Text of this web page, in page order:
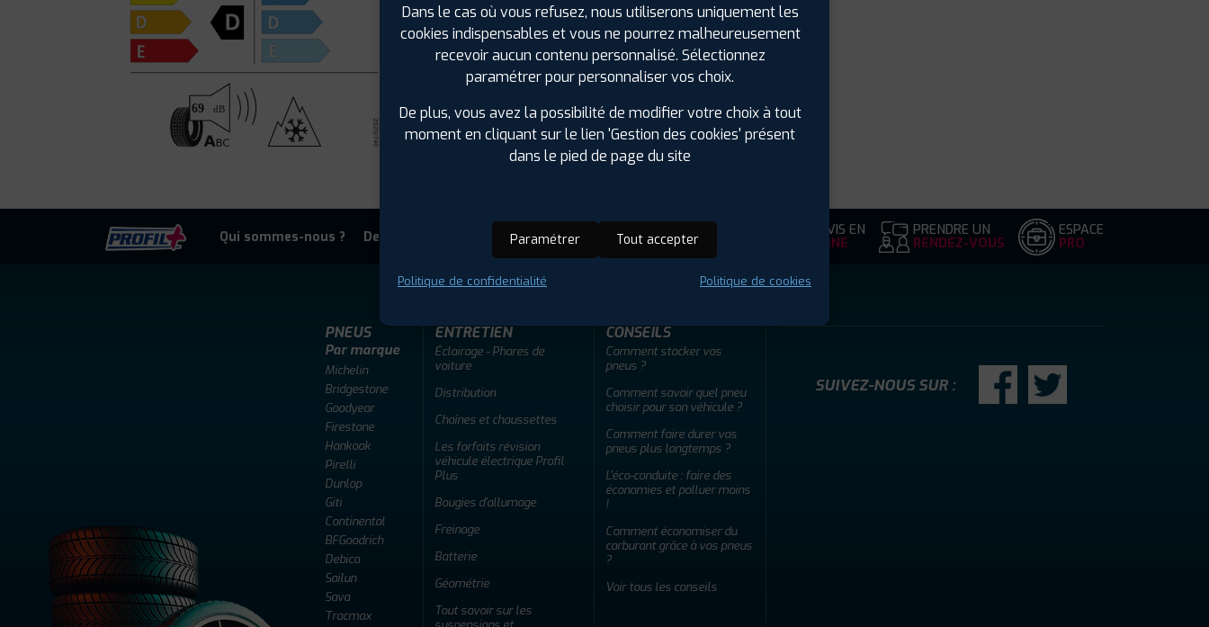
Qui sommes-nous ? Devenir adherent Offres d'emploi FAQ DEVIS EN
LIGNE
PRENDRE UN
RENDEZ-VOUS
ESPACE
PRO
PNEUS
Par marque
Michelin
Bridgestone
Goodyear
Firestone
Hankook
Pirelli
Dunlop
Giti
Continental
BFGoodrich
Debica
Sailun
Sava
Tracmax
ENTRETIEN
Éclairage - Phares de
voiture
Distribution
Chaînes et chaussettes
Les forfaits révision
véhicule électrique Profil
Plus
Bougies d'allumage
Freinage
Batterie
Géométrie
Tout savoir sur les
CONSEILS
Comment stocker vos
pneus ?
Comment savoir quel pneu
choisir pour son véhicule ?
Comment faire durer vos
pneus plus longtemps ?
L'éco-conduite : faire des
économies et polluer moins
!
Comment économiser du
carburant grâce à vos pneus
?
Voir tous les conseils
SUIVEZ-NOUS SUR :
Dans le cas où vous refusez, nous utiliserons uniquement les
cookies indispensables et vous ne pourrez malheureusement
recevoir aucun contenu personnalisé. Sélectionnez
paramétrer pour personnaliser vos choix.
De plus, vous avez la possibilité de modifier votre choix à tout
moment en cliquant sur le lien 'Gestion des cookies' présent
dans le pied de page du site
Paramétrer Tout accepter
Politique de confidentialité Politique de cookies